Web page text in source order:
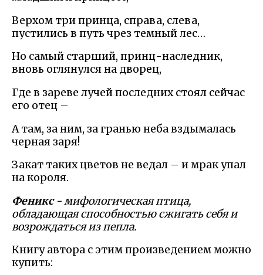
Верхом три принца, справа, слева,
пустились в путь чрез темный лес…
Но самый старший, принц-наследник,
вновь оглянулся на дворец,
Где в зареве лучей последних стоял сейчас
его отец –
А там, за ним, за гранью неба вздымалась
черная заря!
Закат таких цветов не ведал – и мрак упал
на короля.
Феникс - мифологическая птица,
обладающая способностью сжигать себя и
возрождаться из пепла.
Книгу автора с этим произведением можно
купить: